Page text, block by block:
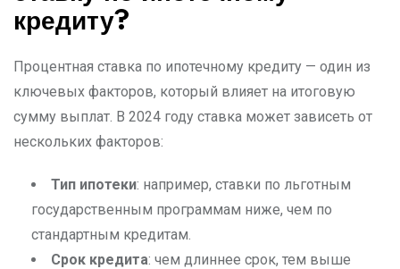
кредиту?
Процентная ставка по ипотечному кредиту — один из
ключевых факторов, который влияет на итоговую
сумму выплат. В 2024 году ставка может зависеть от
нескольких факторов:
Тип ипотеки: например, ставки по льготным
государственным программам ниже, чем по
стандартным кредитам.
Срок кредита: чем длиннее срок, тем выше